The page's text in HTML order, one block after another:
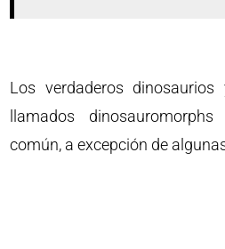
Los verdaderos
llamados
común, a excepción de